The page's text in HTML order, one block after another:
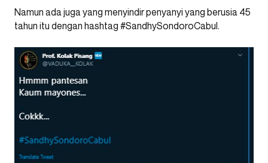
Namun ada juga yang menyindir penyanyi yang berusia 45
tahun itu dengan hashtag #SandhySondoroCabul.